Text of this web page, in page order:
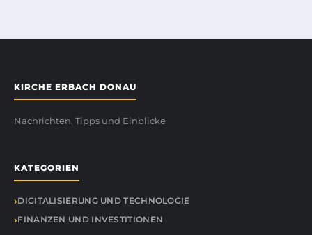
KIRCHE ERBACH DONAU
Nachrichten, Tipps und Einblicke
KATEGORIEN
DIGITALISIERUNG UND TECHNOLOGIE
FINANZEN UND INVESTITIONEN